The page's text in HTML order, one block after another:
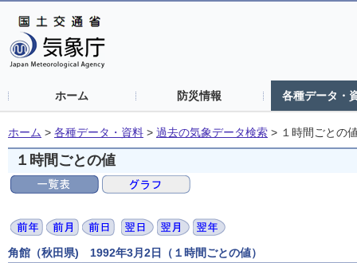
ホーム 防災情報 各種データ・
ホーム > 各種データ・資料 > 過去の気象データ検索 > １時間ごとの
１時間ごとの値
角館（秋田県) 1992年3月2日（１時間ごとの値）